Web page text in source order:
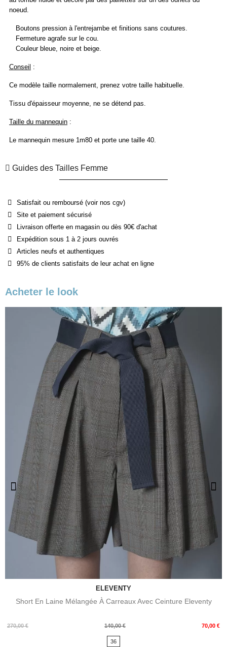
noeud.
Boutons pression à l'entrejambe et finitions sans coutures.
Fermeture agrafe sur le cou.
Couleur bleue, noire et beige.
Conseil :
Ce modèle taille normalement, prenez votre taille habituelle.
Tissu d'épaisseur moyenne, ne se détend pas.
Taille du mannequin :
Le mannequin mesure 1m80 et porte une taille 40.
Guides des Tailles Femme
Satisfait ou remboursé (voir nos cgv)
Site et paiement sécurisé
Livraison offerte en magasin ou dès 90€ d'achat
Expédition sous 1 à 2 jours ouvrés
Articles neufs et authentiques
95% de clients satisfaits de leur achat en ligne
Acheter le look
ELEVENTY
Short En Laine Mélangée À Carreaux Avec Ceinture Eleventy
270,00 €
Prix
140,00 € 70,00 €
Prix
36